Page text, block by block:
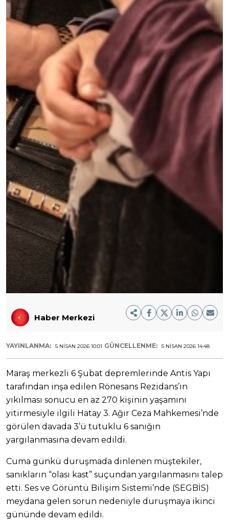
Haber Merkezi
YAYINLANMA: 5 NISAN 2026 10:01 GÜNCELLENME: 5 NISAN 2026 14:48
Maraş merkezli 6 Şubat depremlerinde Antis Yapı
tarafından inşa edilen Rönesans Rezidans’ın
yıkılması sonucu en az 270 kişinin yaşamını
yitirmesiyle ilgili Hatay 3. Ağır Ceza Mahkemesi’nde
görülen davada 3’ü tutuklu 6 sanığın
yargılanmasına devam edildi.
Cuma günkü duruşmada dinlenen müştekiler,
sanıkların “olası kast” suçundan yargılanmasını talep
etti. Ses ve Görüntü Bilişim Sistemi’nde (SEGBİS)
meydana gelen sorun nedeniyle duruşmaya ikinci
gününde devam edildi.